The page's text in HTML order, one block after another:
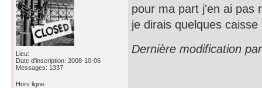
Lieu:
Date d'inscription: 2008-10-06
Messages: 1337
pour ma part j'en ai pas
je dirais quelques
Dernière modification
Hors ligne